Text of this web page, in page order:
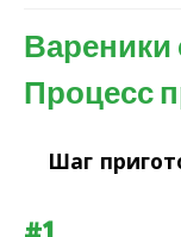
Вареники
Процесс
Шаг